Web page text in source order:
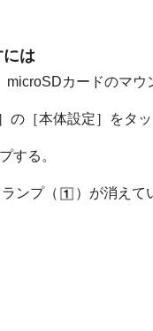
は
カードのマウ
の［本体設定］をタッ
する。
ンプ（ ）が消えて